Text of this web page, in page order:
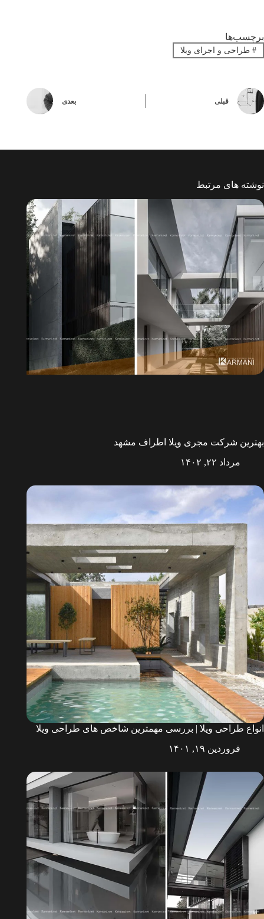
برچسب‌ها
#طراحی و اجرای ویلا
قبلی بعدی
نوشته های مرتبط
بهترین شرکت مجری ویلا اطراف مشهد
مرداد ۲۲, ۱۴۰۲
انواع طراحی ویلا | بررسی مهمترین شاخص های طراحی ویلا
فروردین ۱۹, ۱۴۰۱